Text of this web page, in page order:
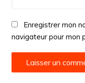
Enregistrer mon
navigateur pour mon